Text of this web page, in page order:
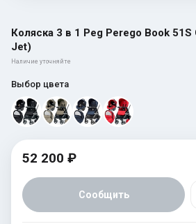
Коляска 3 в 1 Peg Perego Book
Jet)
Наличие уточняйте
Выбор цвета
52 200 ₽
Сообщить